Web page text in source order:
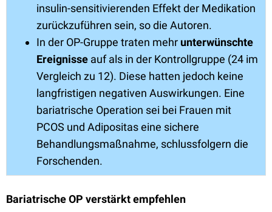
insulin-sensitivierenden Effekt der Medikation
zurückzuführen sein, so die Autoren.
In der OP-Gruppe traten mehr unterwünschte
Ereignisse auf als in der Kontrollgruppe (24 im
Vergleich zu 12). Diese hatten jedoch keine
langfristigen negativen Auswirkungen. Eine
bariatrische Operation sei bei Frauen mit
PCOS und Adipositas eine sichere
Behandlungsmaßnahme, schlussfolgern die
Forschenden.
Bariatrische OP verstärkt empfehlen